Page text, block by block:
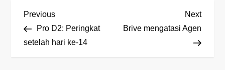
P
o
Previous
Post
Previous
Pro D2: Peringkat
setelah hari ke-14
Next
Post
Next
Brive mengatasi Agen